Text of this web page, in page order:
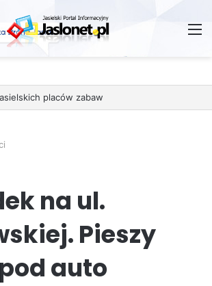
placów zabaw
na ul.
Pieszy
auto